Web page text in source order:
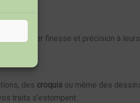
à apporter finesse et précision à
des croquis ou même des
traits s’estompent.